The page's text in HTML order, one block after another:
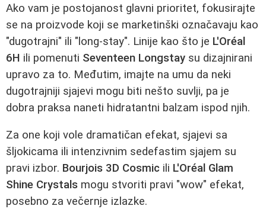
Ako vam je postojanost glavni prioritet, fokusirajte
se na proizvode koji se marketinški označavaju kao
"dugotrajni" ili "long-stay". Linije kao što je L'Oréal
6H ili pomenuti Seventeen Longstay su dizajnirani
upravo za to. Međutim, imajte na umu da neki
dugotrajniji sjajevi mogu biti nešto suvlji, pa je
dobra praksa naneti hidratantni balzam ispod njih.
Za one koji vole dramatičan efekat, sjajevi sa
šljokicama ili intenzivnim sedefastim sjajem su
pravi izbor. Bourjois 3D Cosmic ili L'Oréal Glam
Shine Crystals mogu stvoriti pravi "wow" efekat,
posebno za večernje izlazke.